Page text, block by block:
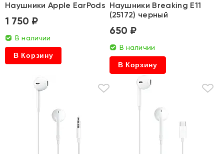
Наушники Apple EarPods
1 750 ₽
В наличии
В Корзину
Наушники Breaking E11
(25172) черный
650 ₽
В наличии
В Корзину